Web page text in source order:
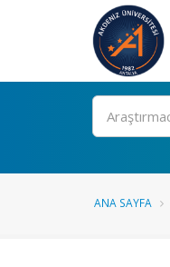
Ara
ANA SAYFA